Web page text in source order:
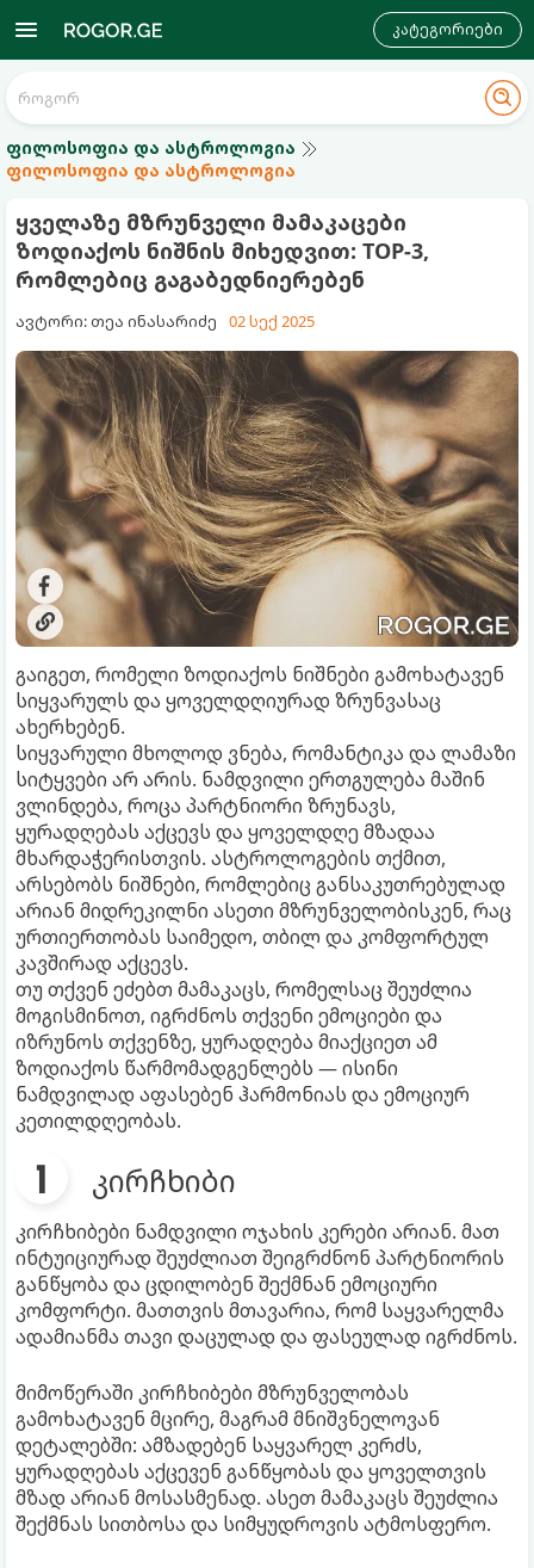
კატეგორიები
ფილოსოფია და ასტროლოგია
ფილოსოფია და ასტროლოგია
ყველაზე მზრუნველი მამაკაცები
ზოდიაქოს ნიშნის მიხედვით: TOP-3,
რომლებიც გაგაბედნიერებენ
ავტორი: თეა ინასარიძე 02 სექ 2025
გაიგეთ, რომელი ზოდიაქოს ნიშნები გამოხატავენ
სიყვარულს და ყოველდღიურად ზრუნვასაც
ახერხებენ.
სიყვარული მხოლოდ ვნება, რომანტიკა და ლამაზი
სიტყვები არ არის. ნამდვილი ერთგულება მაშინ
ვლინდება, როცა პარტნიორი ზრუნავს,
ყურადღებას აქცევს და ყოველდღე მზადაა
მხარდაჭერისთვის. ასტროლოგების თქმით,
არსებობს ნიშნები, რომლებიც განსაკუთრებულად
არიან მიდრეკილნი ასეთი მზრუნველობისკენ, რაც
ურთიერთობას საიმედო, თბილ და კომფორტულ
კავშირად აქცევს.
თუ თქვენ ეძებთ მამაკაცს, რომელსაც შეუძლია
მოგისმინოთ, იგრძნოს თქვენი ემოციები და
იზრუნოს თქვენზე, ყურადღება მიაქციეთ ამ
ზოდიაქოს წარმომადგენლებს — ისინი
ნამდვილად აფასებენ ჰარმონიას და ემოციურ
კეთილდღეობას.
კირჩხიბი
კირჩხიბები ნამდვილი ოჯახის კერები არიან. მათ
ინტუიციურად შეუძლიათ შეიგრძნონ პარტნიორის
განწყობა და ცდილობენ შექმნან ემოციური
კომფორტი. მათთვის მთავარია, რომ საყვარელმა
ადამიანმა თავი დაცულად და ფასეულად იგრძნოს.
მიმოწერაში კირჩხიბები მზრუნველობას
გამოხატავენ მცირე, მაგრამ მნიშვნელოვან
დეტალებში: ამზადებენ საყვარელ კერძს,
ყურადღებას აქცევენ განწყობას და ყოველთვის
მზად არიან მოსასმენად. ასეთ მამაკაცს შეუძლია
შექმნას სითბოსა და სიმყუდროვის ატმოსფერო.